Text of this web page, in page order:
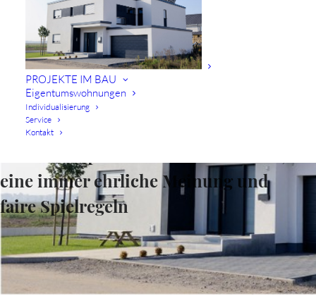
PROJEKTE IM BAU
Eigentumswohnungen
Individualisierung
Service
Kontakt
WOHNEN WIE
SIE ES
WÜNSCHEN
Wer sich für livicsbau entscheidet,
eine immer ehrliche Meinung und
faire Spielregeln